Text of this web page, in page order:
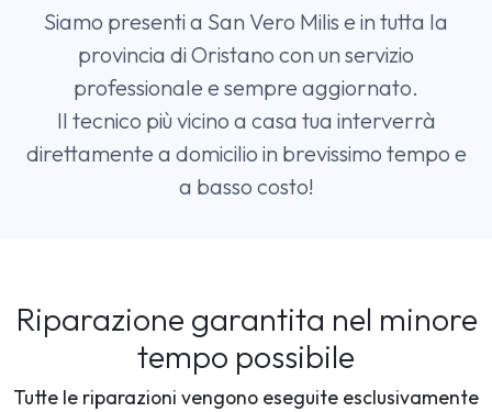
Siamo presenti a San Vero Milis e in tutta la
provincia di Oristano con un servizio
professionale e sempre aggiornato.
Il tecnico più vicino a casa tua interverrà
direttamente a domicilio in brevissimo tempo e
a basso costo!
Riparazione garantita nel minore
tempo possibile
Tutte le riparazioni vengono eseguite esclusivamente